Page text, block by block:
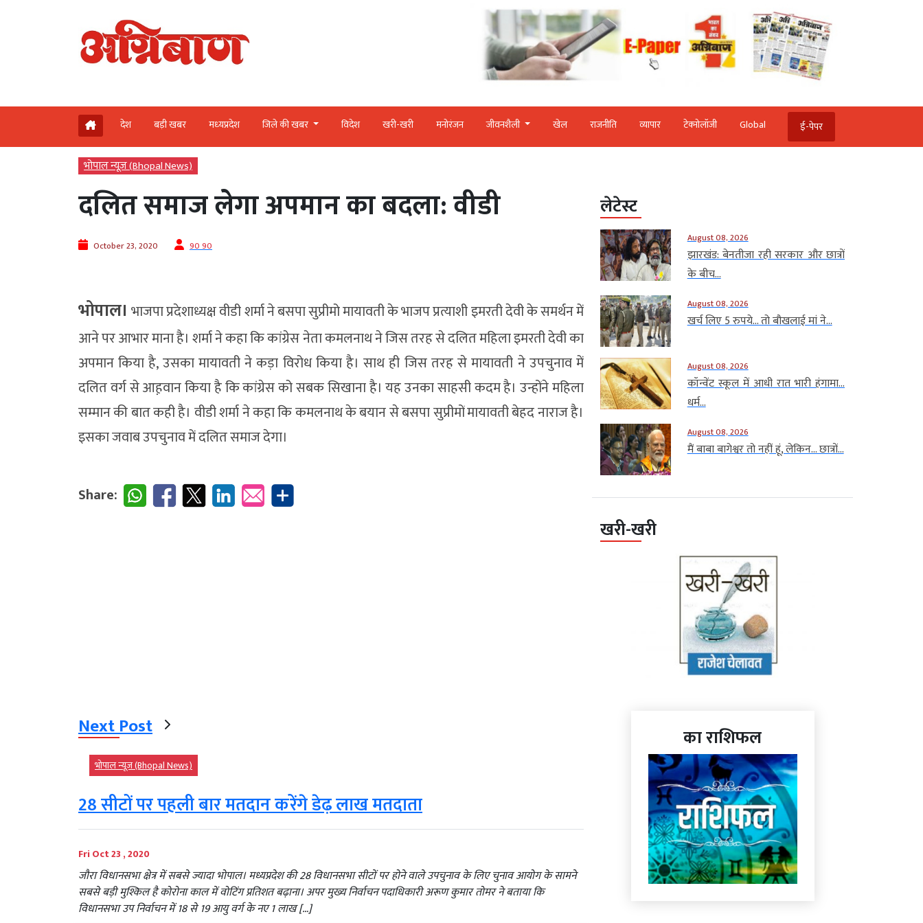
देश बड़ी खबर मध्‍यप्रदेश जिले की खबर विदेश खरी-खरी मनोरंजन जीवनशैली खेल राजनीति व्‍यापार टेक्‍नोलॉजी Global ई-पेपर
भोपाल न्यूज़ (Bhopal News)
दलित समाज लेगा अपमान का बदला: वीडी
October 23, 2020 90 90
भोपाल। भाजपा प्रदेशाध्यक्ष वीडी शर्मा ने बसपा सुप्रीमो मायावती के भाजप प्रत्याशी इमरती देवी के समर्थन में
आने पर आभार माना है। शर्मा ने कहा कि कांग्रेस नेता कमलनाथ ने जिस तरह से दलित महिला इमरती देवी का
अपमान किया है, उसका मायावती ने कड़ा विरोध किया है। साथ ही जिस तरह से मायावती ने उपचुनाव में
दलित वर्ग से आह़वान किया है कि कांग्रेस को सबक सिखाना है। यह उनका साहसी कदम है। उन्होंने महिला
सम्मान की बात कही है। वीडी शर्मा ने कहा कि कमलनाथ के बयान से बसपा सुप्रीमों मायावती बेहद नाराज है।
इसका जवाब उपचुनाव में दलित समाज देगा।
Share:
Next Post
भोपाल न्यूज़ (Bhopal News)
28 सीटों पर पहली बार मतदान करेंगे डेढ़ लाख मतदाता
Fri Oct 23 , 2020
जौरा विधानसभा क्षेत्र में सबसे ज्यादा भोपाल। मध्यप्रदेश की 28 विधानसभा सीटों पर होने वाले उपचुनाव के लिए चुनाव आयोग के सामने
सबसे बड़ी मुश्किल है कोरोना काल में वोटिंग प्रतिशत बढ़ाना। अपर मुख्य निर्वाचन पदाधिकारी अरूण कुमार तोमर ने बताया कि
विधानसभा उप निर्वाचन में 18 से 19 आयु वर्ग के नए 1 लाख […]
लेटेस्ट
August 08, 2026
झारखंड: बेनतीजा रही सरकार और छात्रों
के बीच...
August 08, 2026
खर्च लिए 5 रुपये… तो बौखलाई मां ने...
August 08, 2026
कॉन्वेंट स्कूल में आधी रात भारी हंगामा…
धर्म...
August 08, 2026
मैं बाबा बागेश्वर तो नहीं हूं, लेकिन… छात्रों...
खरी-खरी
का राशिफल